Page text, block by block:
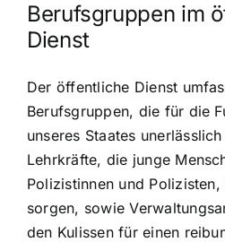
Berufsgruppen im
Dienst
Der öffentliche Dienst
Berufsgruppen, die für die
unseres Staates
Lehrkräfte, die junge
Polizistinnen und
sorgen, sowie
den Kulissen für einen